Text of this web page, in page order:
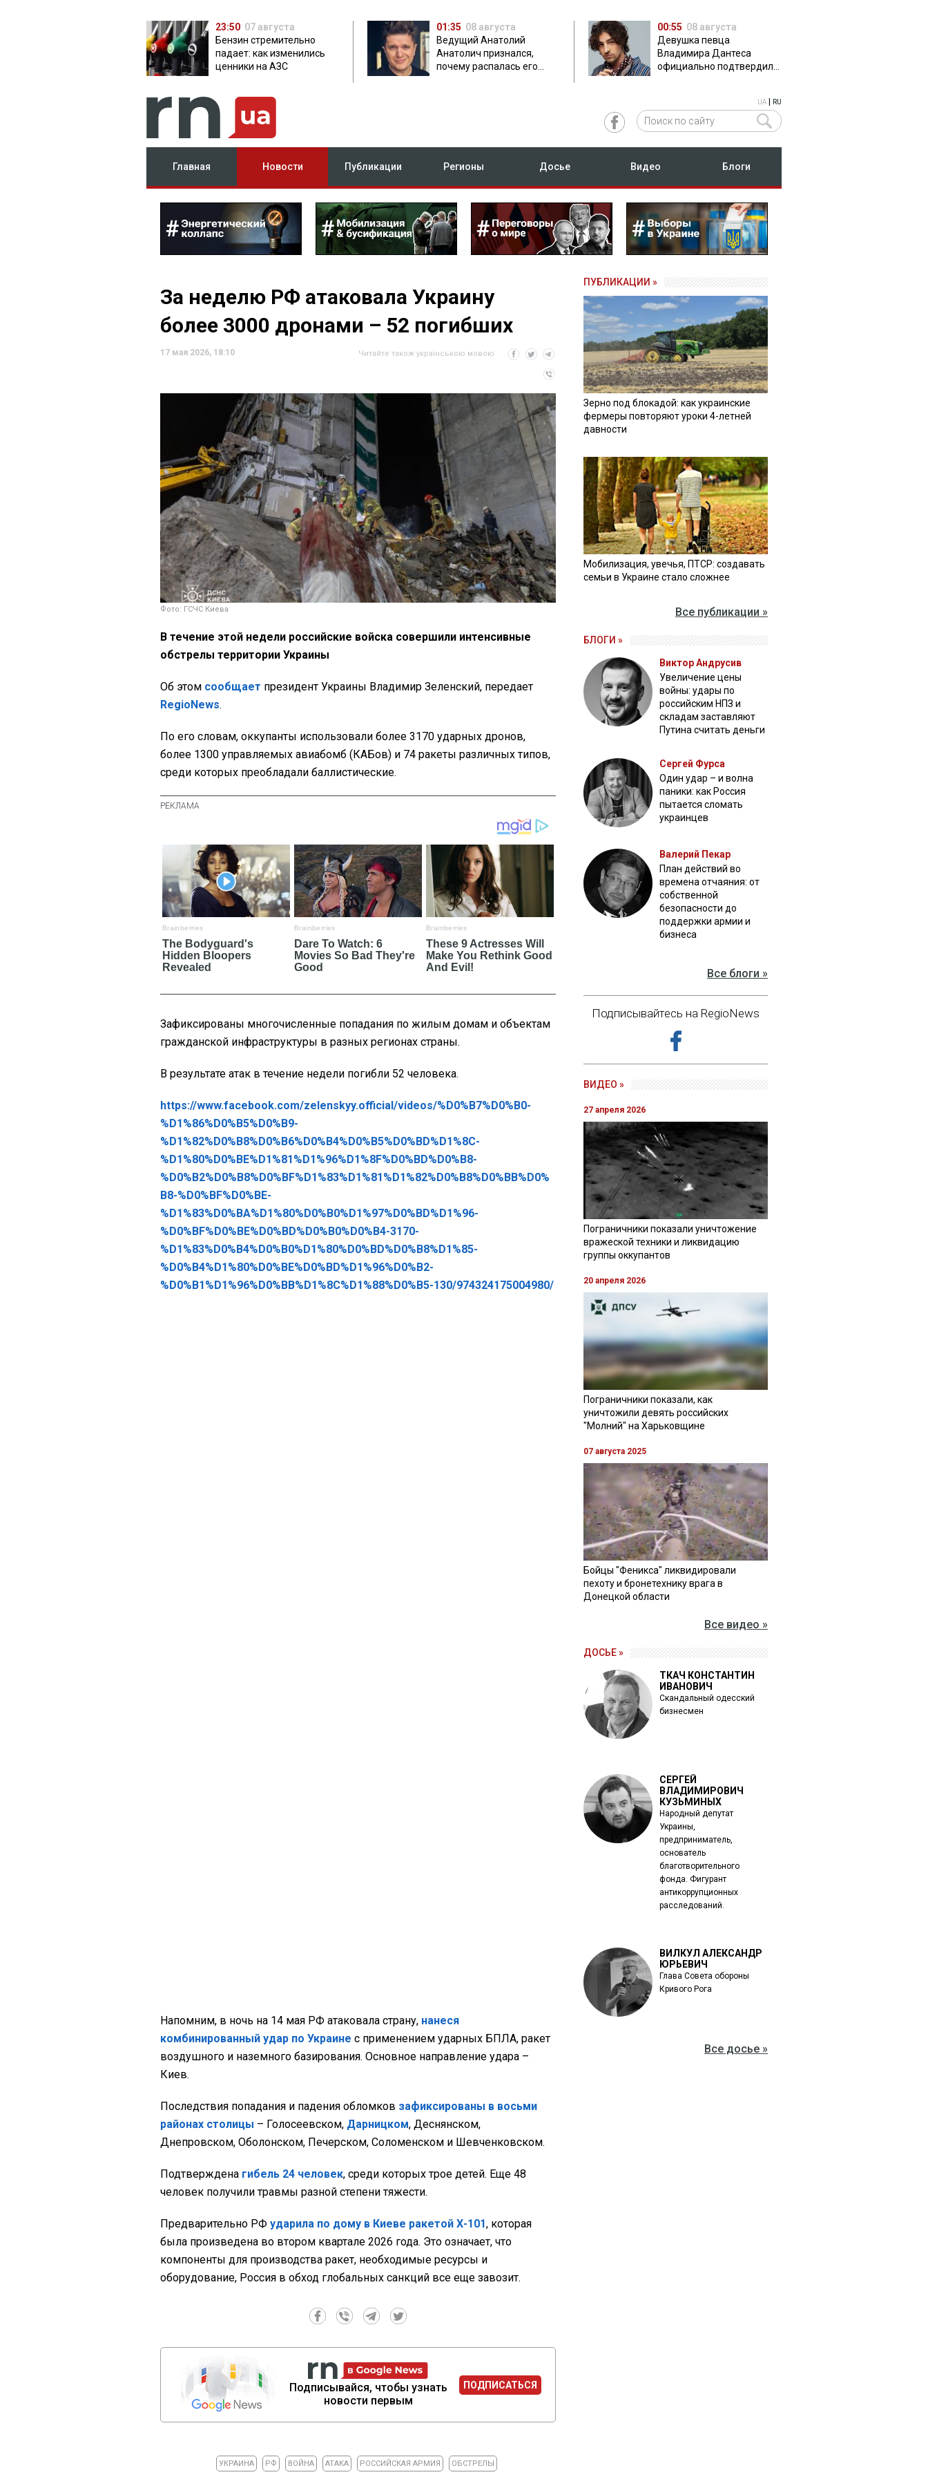
23:50 07 августа
Бензин стремительно
падает: как изменились
ценники на АЗС
01:35 08 августа
Ведущий Анатолий
Анатолич признался,
почему распалась его
00:55 08 августа
Девушка певца
Владимира Дантеса
официально подтвердила
UA RU
Главная Новости Публикации Регионы Досье Видео Блоги
За неделю РФ атаковала Украину
более 3000 дронами – 52 погибших
17 мая 2026, 18:10 Читайте також українською мовою
Фото: ГСЧС Киева
В течение этой недели российские войска совершили интенсивные
обстрелы территории Украины
Об этом сообщает президент Украины Владимир Зеленский, передает
RegioNews.
По его словам, оккупанты использовали более 3170 ударных дронов,
более 1300 управляемых авиабомб (КАБов) и 74 ракеты различных типов,
среди которых преобладали баллистические.
Зафиксированы многочисленные попадания по жилым домам и объектам
гражданской инфраструктуры в разных регионах страны.
В результате атак в течение недели погибли 52 человека.
https://www.facebook.com/zelenskyy.official/videos/%D0%B7%D0%B0-
%D1%86%D0%B5%D0%B9-
%D1%82%D0%B8%D0%B6%D0%B4%D0%B5%D0%BD%D1%8C-
%D1%80%D0%BE%D1%81%D1%96%D1%8F%D0%BD%D0%B8-
%D0%B2%D0%B8%D0%BF%D1%83%D1%81%D1%82%D0%B8%D0%BB%D0%
B8-%D0%BF%D0%BE-
%D1%83%D0%BA%D1%80%D0%B0%D1%97%D0%BD%D1%96-
%D0%BF%D0%BE%D0%BD%D0%B0%D0%B4-3170-
%D1%83%D0%B4%D0%B0%D1%80%D0%BD%D0%B8%D1%85-
%D0%B4%D1%80%D0%BE%D0%BD%D1%96%D0%B2-
%D0%B1%D1%96%D0%BB%D1%8C%D1%88%D0%B5-130/974324175004980/
Напомним, в ночь на 14 мая РФ атаковала страну, нанеся
комбинированный удар по Украине с применением ударных БПЛА, ракет
воздушного и наземного базирования. Основное направление удара –
Киев.
Последствия попадания и падения обломков зафиксированы в восьми
районах столицы – Голосеевском, Дарницком, Деснянском,
Днепровском, Оболонском, Печерском, Соломенском и Шевченковском.
Подтверждена гибель 24 человек, среди которых трое детей. Еще 48
человек получили травмы разной степени тяжести.
Предварительно РФ ударила по дому в Киеве ракетой Х-101, которая
была произведена во втором квартале 2026 года. Это означает, что
компоненты для производства ракет, необходимые ресурсы и
оборудование, Россия в обход глобальных санкций все еще завозит.
Подписывайся, чтобы узнать
новости первым
ПОДПИСАТЬСЯ
УКРАИНА РФ ВОЙНА АТАКА РОССИЙСКАЯ АРМИЯ ОБСТРЕЛЫ
ПУБЛИКАЦИИ »
Зерно под блокадой: как украинские
фермеры повторяют уроки 4-летней
давности
Мобилизация, увечья, ПТСР: создавать
семьи в Украине стало сложнее
Все публикации »
БЛОГИ »
Виктор Андрусив
Увеличение цены
войны: удары по
российским НПЗ и
складам заставляют
Путина считать деньги
Сергей Фурса
Один удар – и волна
паники: как Россия
пытается сломать
украинцев
Валерий Пекар
План действий во
времена отчаяния: от
собственной
безопасности до
поддержки армии и
бизнеса
Все блоги »
Подписывайтесь на RegioNews
ВИДЕО »
27 апреля 2026
Пограничники показали уничтожение
вражеской техники и ликвидацию
группы оккупантов
20 апреля 2026
Пограничники показали, как
уничтожили девять российских
"Молний" на Харьковщине
07 августа 2025
Бойцы "Феникса" ликвидировали
пехоту и бронетехнику врага в
Донецкой области
Все видео »
ДОСЬЕ »
ТКАЧ КОНСТАНТИН
ИВАНОВИЧ
Скандальный одесский
бизнесмен
СЕРГЕЙ
ВЛАДИМИРОВИЧ
КУЗЬМИНЫХ
Народный депутат
Украины,
предприниматель,
основатель
благотворительного
фонда. Фигурант
антикоррупционных
расследований.
ВИЛКУЛ АЛЕКСАНДР
ЮРЬЕВИЧ
Глава Совета обороны
Кривого Рога
Все досье »